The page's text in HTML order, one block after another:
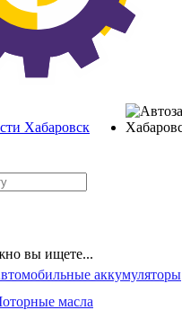
вы ищете...
аккумуляторы
масла